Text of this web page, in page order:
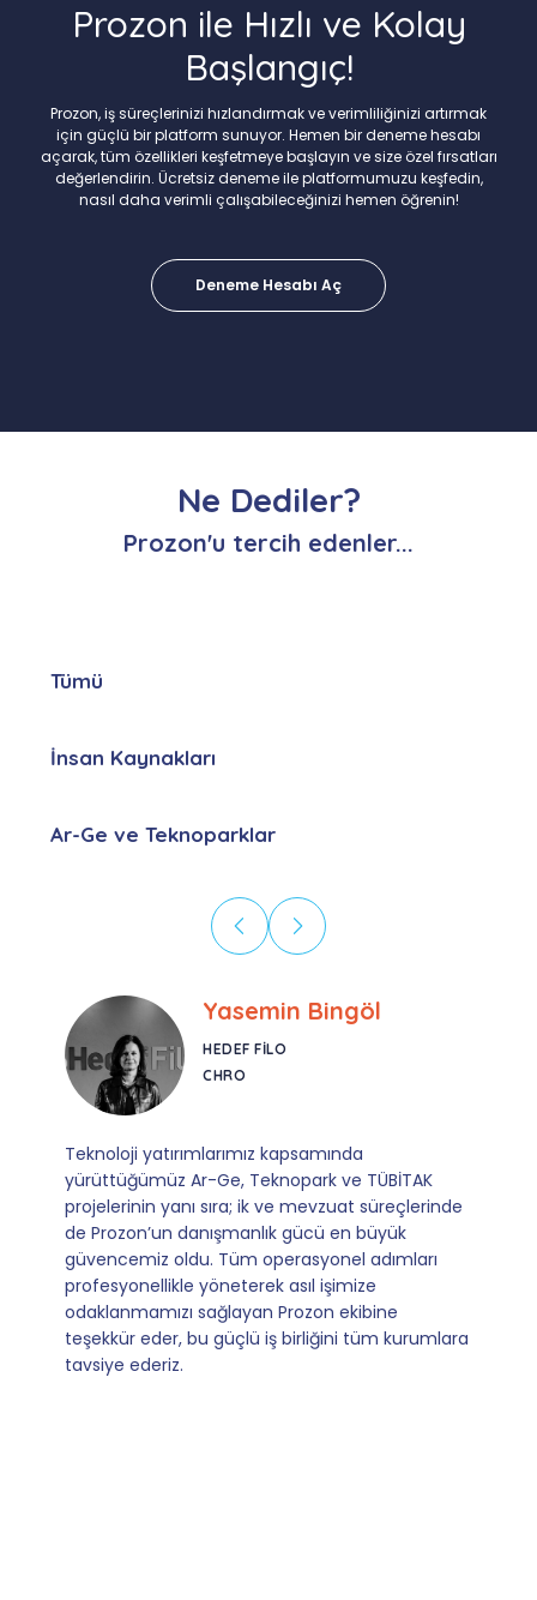
Prozon ile Hızlı ve Kolay
Başlangıç!
Prozon, iş süreçlerinizi hızlandırmak ve verimliliğinizi artırmak
için güçlü bir platform sunuyor. Hemen bir deneme hesabı
açarak, tüm özellikleri keşfetmeye başlayın ve size özel fırsatları
değerlendirin. Ücretsiz deneme ile platformumuzu keşfedin,
nasıl daha verimli çalışabileceğinizi hemen öğrenin!
Deneme Hesabı Aç
Ne Dediler?
Prozon'u tercih edenler...
Tümü
İnsan Kaynakları
Ar-Ge ve Teknoparklar
Ebru Kural
CORESYS
SATIŞ YÖNETICISI
Mevzuata uyum, başvuru ve izleme adımlarında
sağladıkları kusursuz yönlendirme sayesinde artık
operasyonlarımızı sıfır kaygı ve tam güvenle
yürütüyoruz. İş birliğimizi bizim için asıl değerli
kılan ise; ihtiyaç duyduğumuz her an ulaşılabilir
olmaları ve sorularımıza aldığımız hızlı geri
dönüşler.